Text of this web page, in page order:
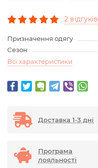
2 відгуків
Призначення одягу
Сезон
Всі характеристики
Доставка 1-3 дні
Програма
лояльності